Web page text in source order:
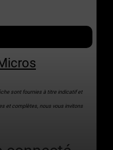
sont fournies à titre indicatif et
et complètes, nous vous invitons